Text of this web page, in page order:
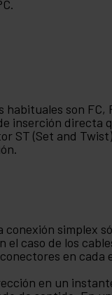
son FC,
inserción directa
ST (Set and
simplex
caso de los
en cada
en un